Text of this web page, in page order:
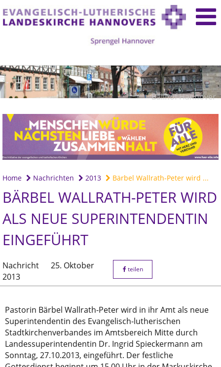
Ballhof Hannover
Home Nachrichten 2013 Bärbel Wallrath-Peter wird ...
BÄRBEL WALLRATH-PETER WIRD
ALS NEUE SUPERINTENDENTIN
EINGEFÜHRT
Nachricht
25. Oktober
2013
teilen
Pastorin Bärbel Wallrath-Peter wird in ihr Amt als neue
Superintendentin des Evangelisch-lutherischen
Stadtkirchenverbandes im Amtsbereich Mitte durch
Landessuperintendentin Dr. Ingrid Spieckermann am
Sonntag, 27.10.2013, eingeführt. Der festliche